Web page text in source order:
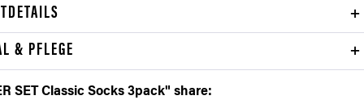
& PFLEGE
SET Classic Socks 3pack" share: